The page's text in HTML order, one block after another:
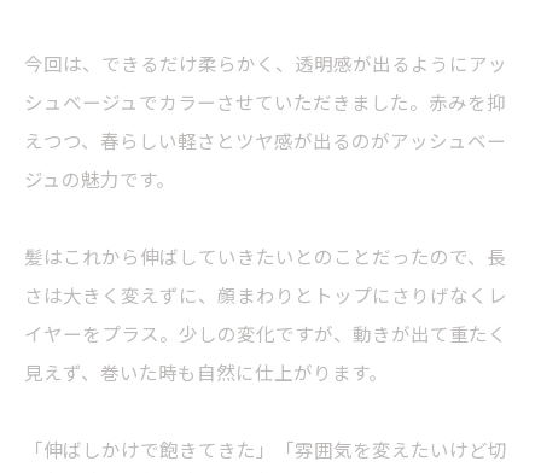
今回は、できるだけ柔らかく、透明感が出るようにアッ
シュベージュでカラーさせていただきました。赤みを抑
えつつ、春らしい軽さとツヤ感が出るのがアッシュベー
ジュの魅力です。
髪はこれから伸ばしていきたいとのことだったので、長
さは大きく変えずに、顔まわりとトップにさりげなくレ
イヤーをプラス。少しの変化ですが、動きが出て重たく
見えず、巻いた時も自然に仕上がります。
「伸ばしかけで飽きてきた」「雰囲気を変えたいけど切